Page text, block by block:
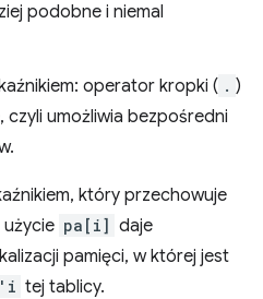
podobne i niemal
operator kropki ( . )
czyli umożliwia bezpośredni
który przechowuje
pa[i] daje
pamięci, w której jest
'i tej tablicy.